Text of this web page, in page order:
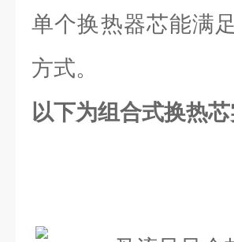
单个换热器芯能满
方式。
以下为组合式换热芯